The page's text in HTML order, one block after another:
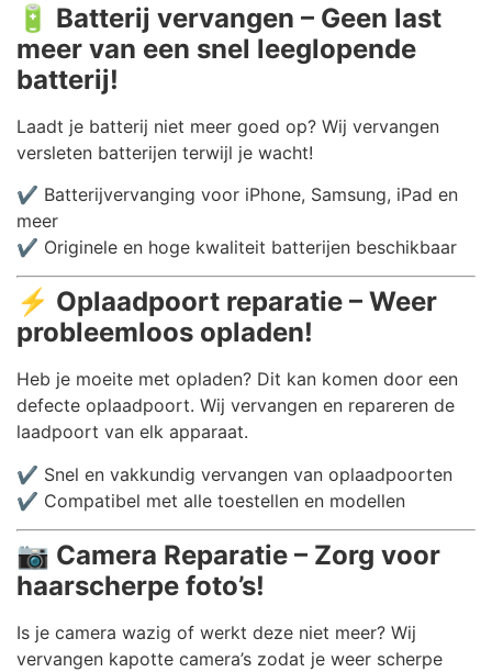
🔋 Batterij vervangen – Geen last
meer van een snel leeglopende
batterij!
Laadt je batterij niet meer goed op? Wij vervangen
versleten batterijen terwijl je wacht!
✔️ Batterijvervanging voor iPhone, Samsung, iPad en
meer
✔️ Originele en hoge kwaliteit batterijen beschikbaar
⚡ Oplaadpoort reparatie – Weer
probleemloos opladen!
Heb je moeite met opladen? Dit kan komen door een
defecte oplaadpoort. Wij vervangen en repareren de
laadpoort van elk apparaat.
✔️ Snel en vakkundig vervangen van oplaadpoorten
✔️ Compatibel met alle toestellen en modellen
📷 Camera Reparatie – Zorg voor
haarscherpe foto’s!
Is je camera wazig of werkt deze niet meer? Wij
vervangen kapotte camera’s zodat je weer scherpe